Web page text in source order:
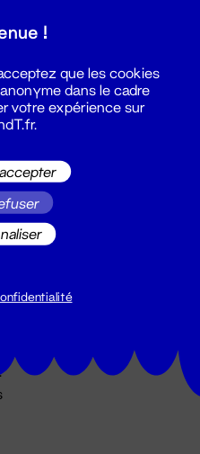
!
que les cookies
dans le cadre
votre expérience sur